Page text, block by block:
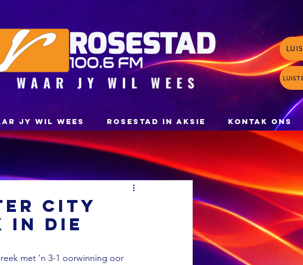
JY WIL WEES ROSESTAD IN AKSIE KONTAK ONS
City
in die
met ‘n 3-1 oorwinning oor